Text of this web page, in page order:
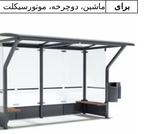
برای
ماشین، دوچرخه، موتورسیکلت